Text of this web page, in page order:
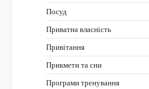
Посуд
Приватна власність
Привітання
Прикмети та сни
Програми тренування